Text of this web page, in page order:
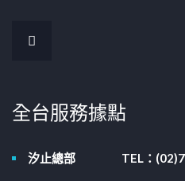
全台服務據點
汐止總部 TEL：